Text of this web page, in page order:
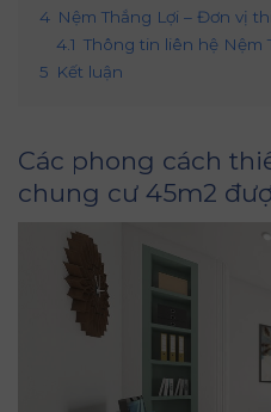
4 Nệm Thắng Lợi – Đơn vị
4.1 Thông tin liên hệ Nệm
5 Kết luận
Các phong cách
chung cư 45m2